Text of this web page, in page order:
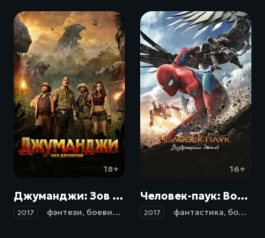
18+
Джуманджи: Зов джунглей / Jumanji: Welcome to the Jungle (2017)
2017 фэнтези, боевик , комедия, приключения
16+
Человек-паук: Возвращение домой / Spider-Man: Homecoming (2017)
2017 фантастика, боевик